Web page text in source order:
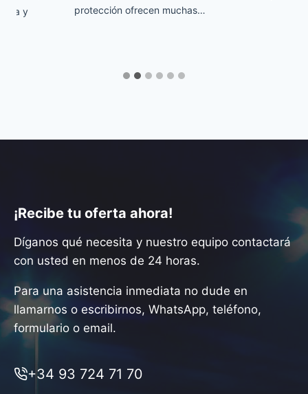
protección ofrecen muchas…
¡Recibe tu oferta ahora!
Díganos qué necesita y nuestro equipo contactará
con usted en menos de 24 horas.
Para una asistencia inmediata no dude en
llamarnos o escribirnos, WhatsApp, teléfono,
formulario o email.
+34 93 724 71 70